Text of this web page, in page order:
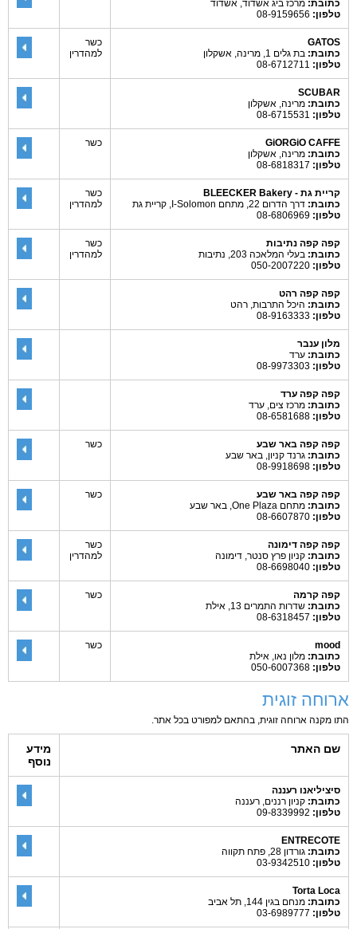
כתובת: מרכז ביג אשדוד, אשדוד
טלפון:
GATOS
כתובת: בת גלים 1, מרינה, אשקלון
טלפון:
כשר
למהדרין
SCUBAR
כתובת: מרינה, אשקלון
טלפון:
GiORGiO CAFFE
כתובת: מרינה, אשקלון
טלפון:
כשר
קריית גת - BLEECKER Bakery
כתובת: דרך הדרום 22, מתחם I-Solomon, קריית גת
טלפון:
כשר
למהדרין
קפה קפה נתיבות
כתובת: בעלי המלאכה 203, נתיבות
טלפון:
כשר
למהדרין
קפה קפה רהט
כתובת: היכל התרבות, רהט
טלפון:
מלון ענבר
כתובת: ערד
טלפון:
קפה קפה ערד
כתובת: מרכז צים, ערד
טלפון:
קפה קפה באר שבע
כתובת: גרנד קניון, באר שבע
טלפון:
כשר
קפה קפה באר שבע
כתובת: מתחם One Plaza, באר שבע
טלפון:
כשר
קפה קפה דימונה
כתובת: קניון פרץ סנטר, דימונה
טלפון:
כשר
למהדרין
קפה קרמה
כתובת: שדרות התמרים 13, אילת
טלפון:
כשר
mood
כתובת: מלון נאו, אילת
טלפון:
כשר
ארוחה זוגית
התו מקנה ארוחה זוגית, בהתאם למפורט בכל אתר.
שם האתר
מידע
נוסף
סיציליאנו רעננה
כתובת: קניון רננים, רעננה
טלפון:
ENTRECOTE
כתובת: גורדון 28, פתח תקווה
טלפון:
Torta Loca
כתובת: מנחם בגין 144, תל אביב
טלפון: